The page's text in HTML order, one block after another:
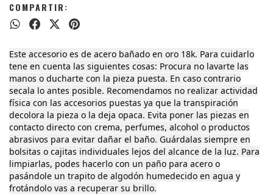
COMPARTIR:
Este accesorio es de acero bañado en oro 18k. Para cuidarlo
tene en cuenta las siguientes cosas: Procura no lavarte las
manos o ducharte con la pieza puesta. En caso contrario
secala lo antes posible. Recomendamos no realizar actividad
física con las accesorios puestas ya que la transpiración
decolora la pieza o la deja opaca. Evita poner las piezas en
contacto directo con crema, perfumes, alcohol o productos
abrasivos para evitar dañar el baño. Guárdalas siempre en
bolsitas o cajitas individuales lejos del alcance de la luz. Para
limpiarlas, podes hacerlo con un paño para acero o
pasándole un trapito de algodón humedecido en agua y
frotándolo vas a recuperar su brillo.